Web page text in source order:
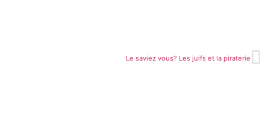
Le saviez vous? Les juifs et la piraterie